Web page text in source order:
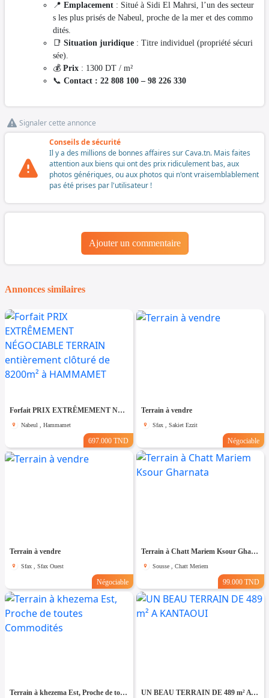
📍 Emplacement : Situé à Sidi El Mahrsi, l’un des secteur
s les plus prisés de Nabeul, proche de la mer et des commo
dités.
📑 Situation juridique : Titre individuel (propriété sécuri
sée).
💰 Prix : 1300 DT / m²
📞 Contact : 22 808 100 – 98 226 330
Signaler cette annonce
Conseils de sécurité
Il y a des millions de bonnes affaires sur Cava.tn. Mais faites
attention aux biens qui ont des prix ridiculement bas, aux
photos génériques, ou aux photos qui n'ont vraisemblablement
pas été prises par l'utilisateur !
Ajouter un commentaire
Annonces similaires
Forfait PRIX EXTRÊMEMENT NÉGOCIABLE TERRAIN entièrement clôturé de 8200m² à HAMMAMET
Nabeul , Hammamet
697.000 TND
Terrain à vendre
Sfax , Sakiet Ezzit
Négociable
Terrain à vendre
Sfax , Sfax Ouest
Négociable
Terrain à Chatt Mariem Ksour Gharnata
Sousse , Chatt Meriem
99.000 TND
Terrain à khezema Est, Proche de toutes Commodités UN BEAU TERRAIN DE 489 m² A KANTAOUI